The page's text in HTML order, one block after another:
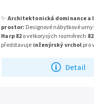
Detail
✨ Architektonická dominance a
prostor: Designové nábytkové
Harp 82o velkorysých rozměrech
představuje inženýrský vrcholpro
rodinné koupelně. Tento gigantický
striktně zkonstruován jako